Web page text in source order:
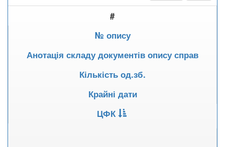
#
№ опису
Анотація складу документів опису справ
Кількість од.зб.
Крайні дати
ЦФК